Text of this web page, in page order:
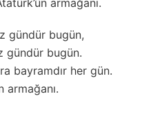
gündür bugün,
gündür bugün.
bayramdır her gün.
armağanı.